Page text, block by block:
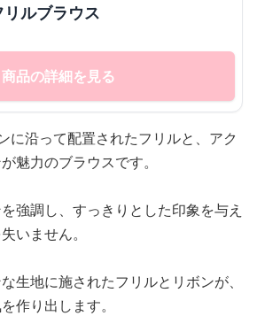
ルブラウス
商品の詳細を見る
に沿って配置されたフリルと、アク
魅力のブラウスです。
強調し、すっきりとした印象を与え
いません。
生地に施されたフリルとリボンが、
作り出します。